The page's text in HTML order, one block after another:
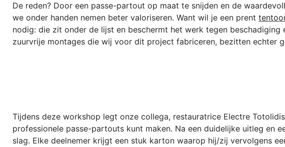
De reden? Door een passe-partout op maat te snijden en de
we onder handen nemen beter valoriseren. Want wil je een prent
nodig: die zit onder de lijst en beschermt het werk tegen
zuurvrije montages die wij voor dit project fabriceren, bezitten echter
Tijdens deze workshop legt onze collega, restauratrice Electre
professionele passe-partouts kunt maken. Na een duidelijke uitleg en
slag. Elke deelnemer krijgt een stuk karton waarop hij/zij vervolgens